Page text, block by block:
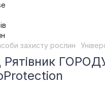
захисту рослин
Рятівник